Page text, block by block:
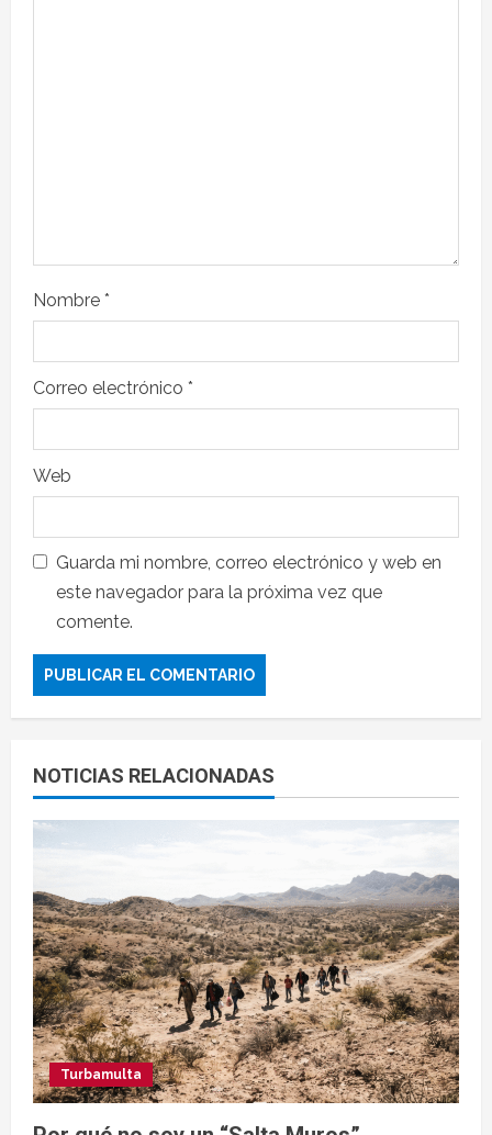
Nombre *
Correo electrónico *
Web
Guarda mi nombre, correo electrónico y web en
este navegador para la próxima vez que
comente.
NOTICIAS RELACIONADAS
Turbamulta